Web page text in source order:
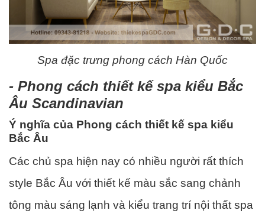
Spa đặc trưng phong cách Hàn Quốc
- Phong cách thiết kế spa kiểu Bắc
Âu Scandinavian
Ý nghĩa của Phong cách thiết kế spa kiểu
Bắc Âu
Các chủ spa hiện nay có nhiều người rất thích
style Bắc Âu với thiết kế màu sắc sang chảnh
tông màu sáng lạnh và kiểu trang trí nội thất spa